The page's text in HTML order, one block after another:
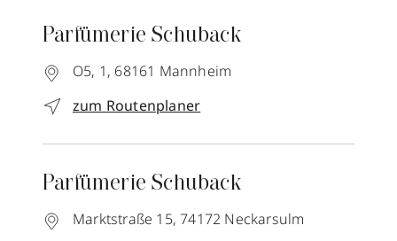
Parfümerie Schuback
O5, 1, 68161 Mannheim
zum Routenplaner
Parfümerie Schuback
Marktstraße 15, 74172 Neckarsulm